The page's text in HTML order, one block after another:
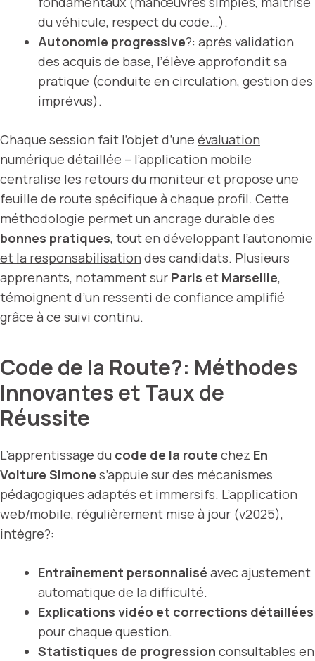
du véhicule, respect du code…).
Autonomie progressive?: après validation
des acquis de base, l’élève approfondit sa
pratique (conduite en circulation, gestion des
imprévus).
Chaque session fait l’objet d’une évaluation
numérique détaillée – l’application mobile
centralise les retours du moniteur et propose une
feuille de route spécifique à chaque profil. Cette
méthodologie permet un ancrage durable des
bonnes pratiques, tout en développant l’autonomie
et la responsabilisation des candidats. Plusieurs
apprenants, notamment sur Paris et Marseille,
témoignent d’un ressenti de confiance amplifié
grâce à ce suivi continu.
Code de la Route?: Méthodes
Innovantes et Taux de
Réussite
L’apprentissage du code de la route chez En
Voiture Simone s’appuie sur des mécanismes
pédagogiques adaptés et immersifs. L’application
web/mobile, régulièrement mise à jour (v2025),
intègre?:
Entraînement personnalisé avec ajustement
automatique de la difficulté.
Explications vidéo et corrections détaillées
pour chaque question.
Statistiques de progression consultables en